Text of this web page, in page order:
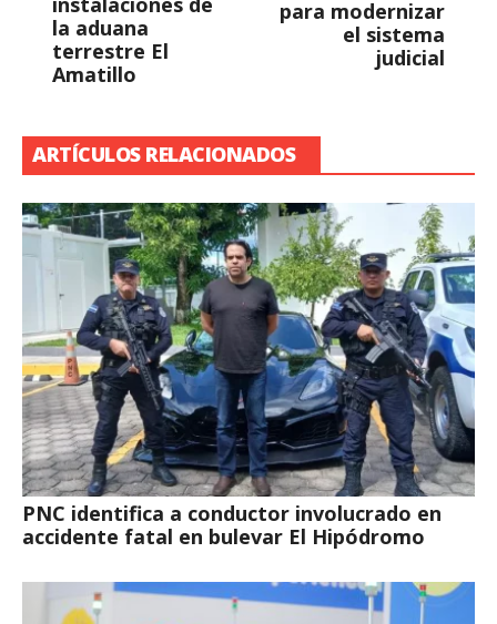
la aduana
terrestre El
Amatillo
para modernizar
el sistema
judicial
ARTÍCULOS RELACIONADOS
PNC identifica a conductor involucrado en
accidente fatal en bulevar El Hipódromo